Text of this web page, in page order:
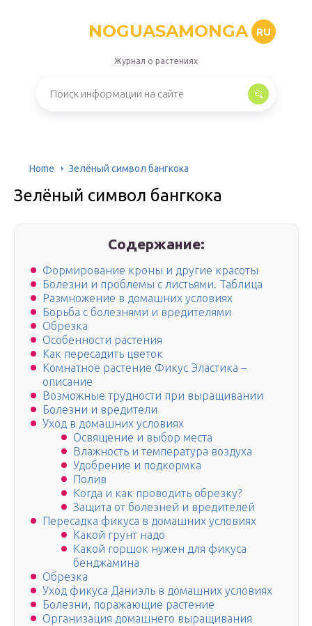
NOGUASAMONGA RU
Журнал о растениях
Home Зелёный символ бангкока
Зелёный символ бангкока
Содержание:
Формирование кроны и другие красоты
Болезни и проблемы с листьями. Таблица
Размножение в домашних условиях
Борьба с болезнями и вредителями
Обрезка
Особенности растения
Как пересадить цветок
Комнатное растение Фикус Эластика –
описание
Возможные трудности при выращивании
Болезни и вредители
Уход в домашних условиях
Освящение и выбор места
Влажность и температура воздуха
Удобрение и подкормка
Полив
Когда и как проводить обрезку?
Защита от болезней и вредителей
Пересадка фикуса в домашних условиях
Какой грунт надо
Какой горшок нужен для фикуса
бенджамина
Обрезка
Уход фикуса Даниэль в домашних условиях
Болезни, поражающие растение
Организация домашнего выращивания